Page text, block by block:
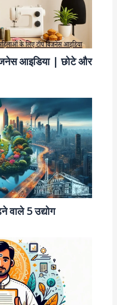
आइडिया | छोटे और
वाले 5 उद्योग